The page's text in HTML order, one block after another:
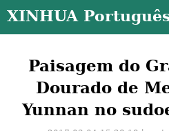
XINHUA
Paisagem do
Dourado de
Yunnan no